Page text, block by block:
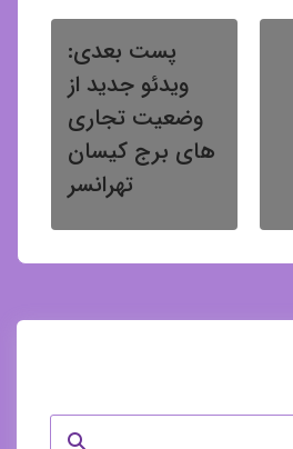
پست بعدی:
ویدئو جدید از
وضعیت تجاری
های برج کیسان
تهرانسر